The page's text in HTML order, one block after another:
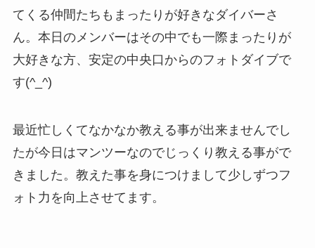
てくる仲間たちもまったりが好きなダイバーさ
ん。本日のメンバーはその中でも一際まったりが
大好きな方、安定の中央口からのフォトダイブで
す(^_^)
最近忙しくてなかなか教える事が出来ませんでし
たが今日はマンツーなのでじっくり教える事がで
きました。教えた事を身につけまして少しずつフ
ォト力を向上させてます。